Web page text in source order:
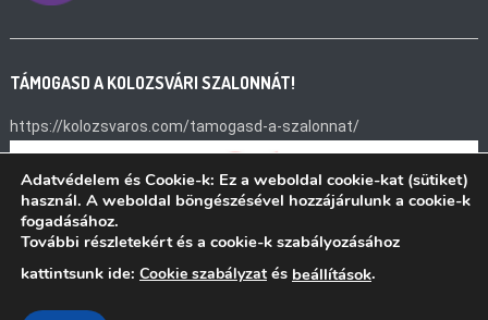
TÁMOGASD A KOLOZSVÁRI SZALONNÁT!
https://kolozsvaros.com/tamogasd-a-szalonnat/
Adatvédelem és Cookie-k: Ez a weboldal cookie-kat (sütiket)
használ. A weboldal böngészésével hozzájárulunk a cookie-k
fogadásához.
További részletekért és a cookie-k szabályozásához
kattintsunk ide: Cookie szabályzat és beállítások.